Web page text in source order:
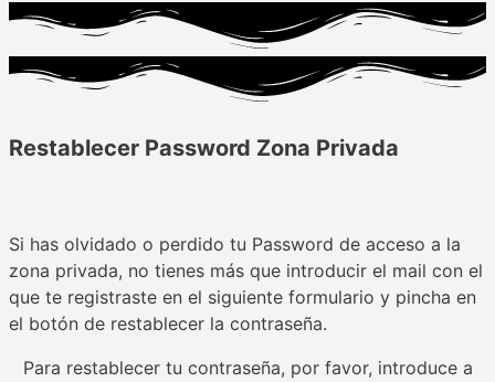
Restablecer Password Zona Privada
Si has olvidado o perdido tu Password de acceso a la
zona privada, no tienes más que introducir el mail con el
que te registraste en el siguiente formulario y pincha en
el botón de restablecer la contraseña.
Para restablecer tu contraseña, por favor, introduce a